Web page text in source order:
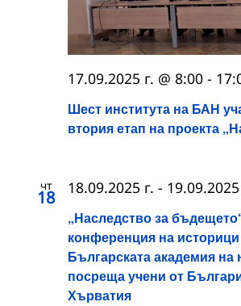
Шест института на БАН
втория етап на проекта
17.09.2025 г. @ 8:00 -
чт
18
„Наследство за
конференция на
Българската академия на
посреща учени от
Хърватия
18.09.2025 г. - 19.09.2025